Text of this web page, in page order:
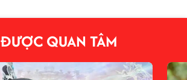
ĐƯỢC QUAN TÂM